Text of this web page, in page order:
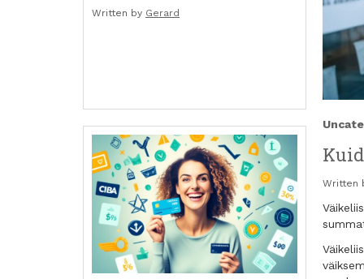
Written by Gerard
Written